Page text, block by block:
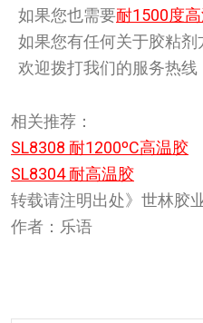
如果您也需要耐1500度
如果您有任何关于胶粘剂
欢迎拨打我们的服务热线
相关推荐：
SL8308 耐1200ºC高温胶
SL8304 耐高温胶
转载请注明出处》世林胶
作者：乐语